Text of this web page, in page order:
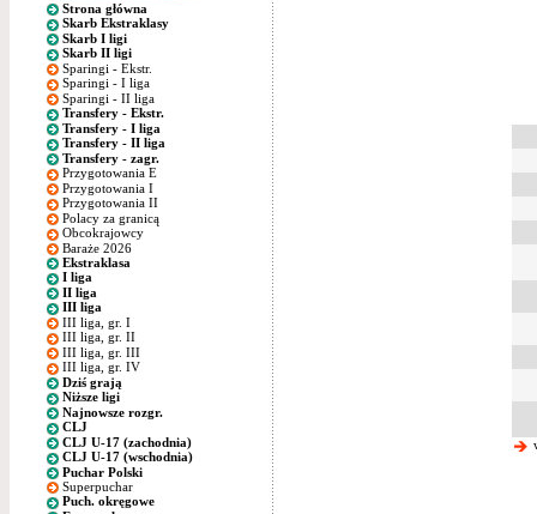
Strona główna
Skarb Ekstraklasy
Skarb I ligi
Skarb II ligi
Sparingi - Ekstr.
Sparingi - I liga
Sparingi - II liga
Transfery - Ekstr.
Transfery - I liga
Transfery - II liga
Transfery - zagr.
Przygotowania E
Przygotowania I
Przygotowania II
Polacy za granicą
Obcokrajowcy
Baraże 2026
Ekstraklasa
I liga
II liga
III liga
III liga, gr. I
III liga, gr. II
III liga, gr. III
III liga, gr. IV
Dziś grają
Niższe ligi
Najnowsze rozgr.
CLJ
CLJ U-17 (zachodnia)
CLJ U-17 (wschodnia)
Puchar Polski
Superpuchar
Puch. okręgowe